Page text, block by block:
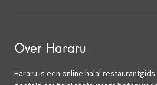
Over Hararu
Hararu is een online halal